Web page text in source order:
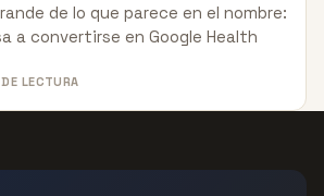
de lo que parece en el nombre:
a convertirse en Google Health
LECTURA